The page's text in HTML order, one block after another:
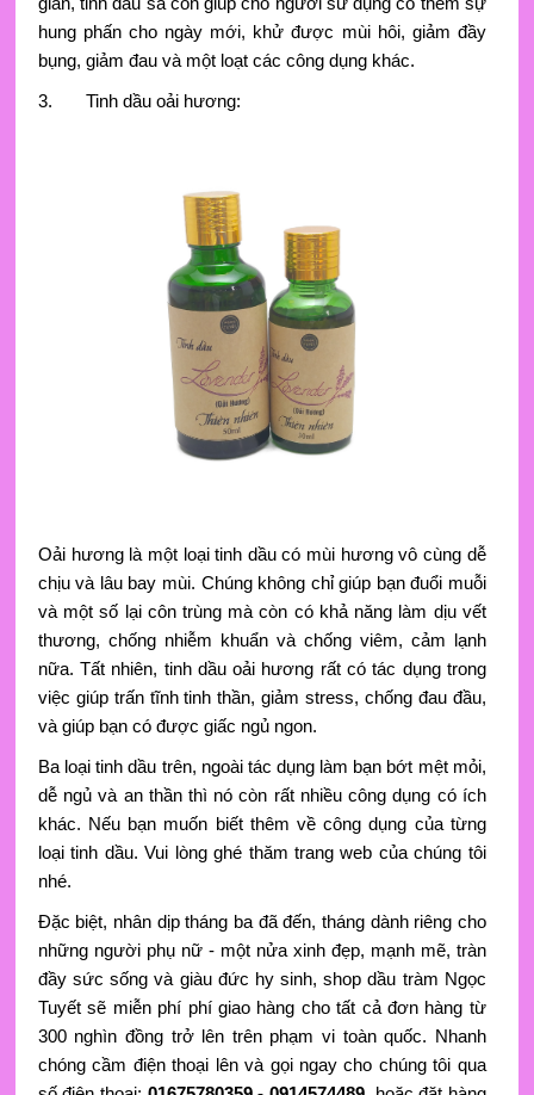
hung phấn cho ngày mới, khử được mùi hôi, giảm đầy
bụng, giảm đau và một loạt các công dụng khác.
3. Tinh dầu oải hương:
Oải hương là một loại tinh dầu có mùi hương vô cùng dễ
chịu và lâu bay mùi. Chúng không chỉ giúp bạn đuổi muỗi
và một số lại côn trùng mà còn có khả năng làm dịu vết
thương, chống nhiễm khuẩn và chống viêm, cảm lạnh
nữa. Tất nhiên, tinh dầu oải hương rất có tác dụng trong
việc giúp trấn tĩnh tinh thần, giảm stress, chống đau đầu,
và giúp bạn có được giấc ngủ ngon.
Ba loại tinh dầu trên, ngoài tác dụng làm bạn bớt mệt mỏi,
dễ ngủ và an thần thì nó còn rất nhiều công dụng có ích
khác. Nếu bạn muốn biết thêm về công dụng của từng
loại tinh dầu. Vui lòng ghé thăm trang web của chúng tôi
nhé.
Đặc biệt, nhân dịp tháng ba đã đến, tháng dành riêng cho
những người phụ nữ - một nửa xinh đẹp, mạnh mẽ, tràn
đầy sức sống và giàu đức hy sinh, shop dầu tràm Ngọc
Tuyết sẽ miễn phí phí giao hàng cho tất cả đơn hàng từ
300 nghìn đồng trở lên trên phạm vi toàn quốc. Nhanh
chóng cầm điện thoại lên và gọi ngay cho chúng tôi qua